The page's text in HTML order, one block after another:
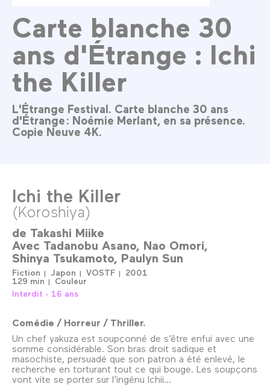
Carte blanche 30
ans d'Étrange : Ichi
the Killer
L'Étrange Festival. Carte blanche 30 ans
d'Étrange : Noémie Merlant, en sa présence.
Copie Neuve 4K.
Ichi the Killer
(Koroshiya)
de Takashi Miike
Avec Tadanobu Asano Nao Omori
Shinya Tsukamoto Paulyn Sun
Fiction Japon VOSTF
2001
129 min
Couleur
Interdit - 16 ans
Comédie / Horreur / Thriller.
Un chef yakuza est soupçonné de s’être enfui avec une
somme considérable. Son bras droit sadique et
masochiste, persuadé que son patron a été enlevé, le
recherche en torturant tout ce qui bouge. Les soupçons
vont vite se porter sur l’ingénu Ichii...